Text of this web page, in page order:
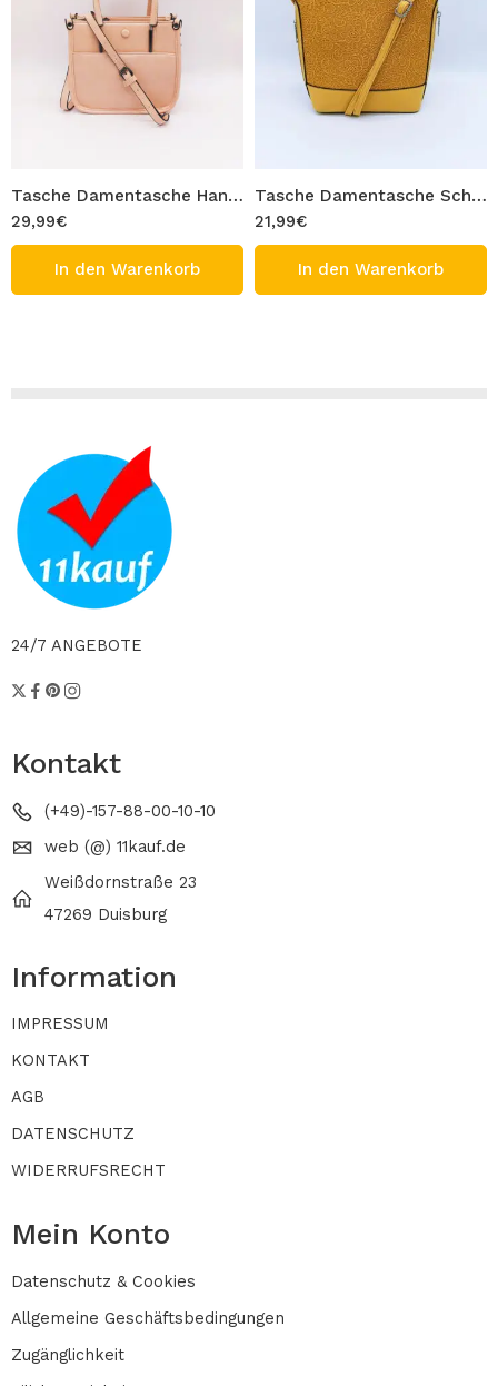
Tasche Damentasche Handtasche Umhängetasche Pink mit Schulterriemen Schultertasche Design BONBON
29,99€
In den Warenkorb
Tasche Damentasche Schultertasche Umhängetasche Gelb Textil mit Schulterriemen Blumen Muster Design FRIDA
21,99€
In den Warenkorb
24/7 ANGEBOTE
Kontakt
(+49)-157-88-00-10-10
web (@) 11kauf.de
Weißdornstraße 23
47269 Duisburg
Information
IMPRESSUM
KONTAKT
AGB
DATENSCHUTZ
WIDERRUFSRECHT
Mein Konto
Datenschutz & Cookies
Allgemeine Geschäftsbedingungen
Zugänglichkeit